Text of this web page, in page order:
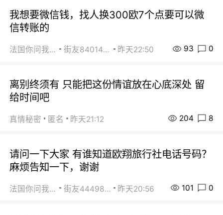
我想要微信钱，找人换300欧7个点要可以微
信转账的
法国你问我答 街友84014588 昨天22:50 93 0
离别终须有 只能把这份情谊放在心底深处 留
给时间吧
真情秘密 匿名 昨天21:12 204 8
请问一下大家 有谁知道欧翔旅行社电话号码？
麻烦告知一下，谢谢
法国你问我答 街友44498484 昨天20:56 101 0